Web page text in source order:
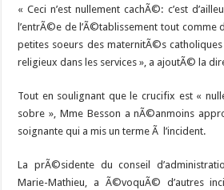
« Ceci n’est nullement cachÃ©: c’est
l’entrÃ©e de l’Ã©tablissement tout comme
petites soeurs des maternitÃ©s
religieux dans les services », a ajoutÃ© la
Tout en soulignant que le crucifix est «
sobre », Mme Besson a nÃ©anmoins
soignante qui a mis un terme Ã l’incident.
La prÃ©sidente du conseil
Marie-Mathieu, a Ã©voquÃ© d’autres